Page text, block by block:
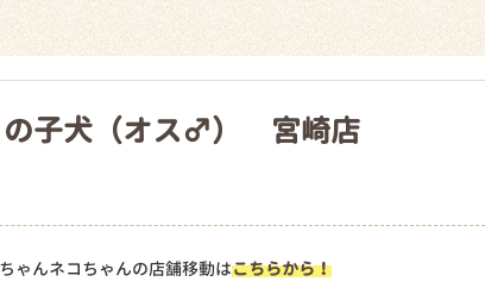
の子犬（オス♂） 宮崎店
ゃんネコちゃんの店舗移動はこちらから！